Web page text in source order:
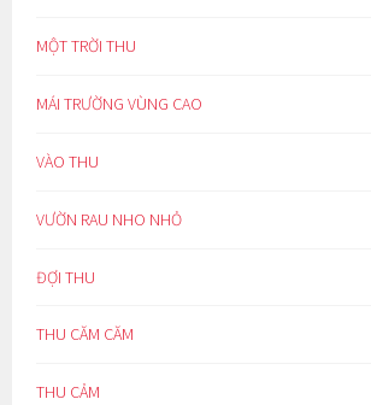
MỘT TRỜI THU
MÁI TRƯỜNG VÙNG CAO
VÀO THU
VƯỜN RAU NHO NHỎ
ĐỢI THU
THU CĂM CĂM
THU CẢM